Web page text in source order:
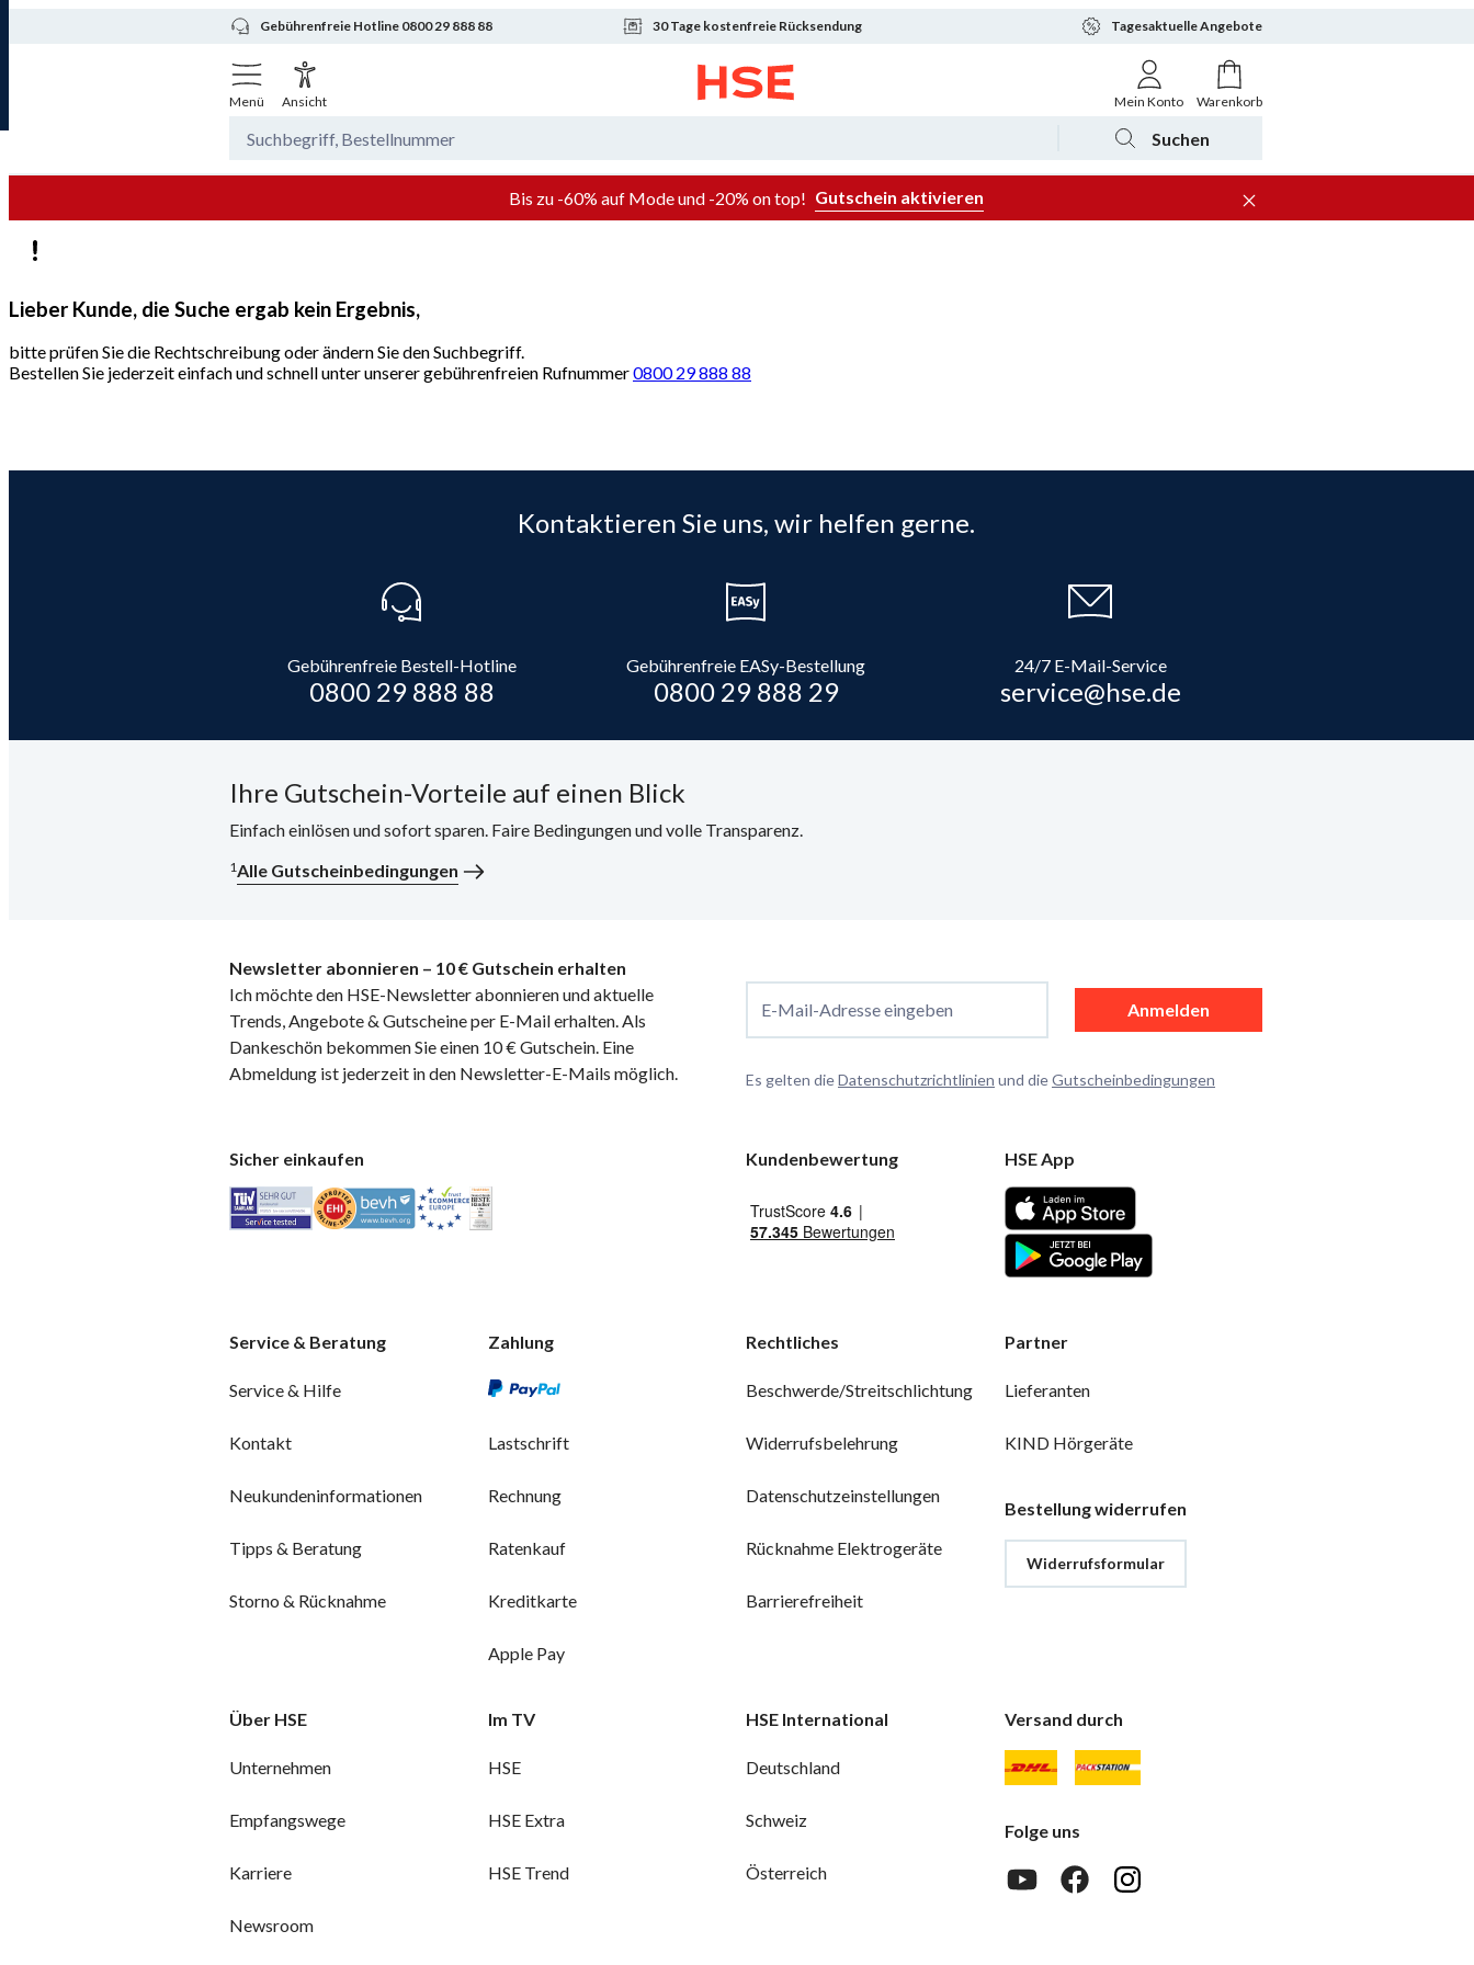
Gebührenfreie Hotline 0800 29 888 88 30 Tage kostenfreie Rücksendung Tagesaktuelle Angebote
Menü Ansicht Mein Konto Warenkorb
Suchen
Bis zu -60% auf Mode und -20% on top! Gutschein aktivieren
Lieber Kunde, die Suche ergab kein Ergebnis,
bitte prüfen Sie die Rechtschreibung oder ändern Sie den Suchbegriff.
Bestellen Sie jederzeit einfach und schnell unter unserer gebührenfreien Rufnummer0800 29 888 88
Kontaktieren Sie uns, wir helfen gerne.
Gebührenfreie Bestell-Hotline
0800 29 888 88
Gebührenfreie EASy-Bestellung
0800 29 888 29
24/7 E-Mail-Service
service@hse.de
Ihre Gutschein-Vorteile auf einen Blick
Einfach einlösen und sofort sparen. Faire Bedingungen und volle Transparenz.
1Alle Gutscheinbedingungen
Newsletter abonnieren – 10 € Gutschein erhalten
Ich möchte den HSE-Newsletter abonnieren und aktuelle
Trends, Angebote & Gutscheine per E-Mail erhalten. Als
Dankeschön bekommen Sie einen 10 € Gutschein. Eine
Abmeldung ist jederzeit in den Newsletter-E-Mails möglich.
E-Mail-Adresse eingeben Anmelden
Es gelten dieDatenschutzrichtlinien und dieGutscheinbedingungen
Sicher einkaufen Kundenbewertung HSE App
Service & Beratung
Service & Hilfe
Kontakt
Neukundeninformationen
Tipps & Beratung
Storno & Rücknahme
Zahlung
Lastschrift
Rechnung
Ratenkauf
Kreditkarte
Apple Pay
Rechtliches
Beschwerde/Streitschlichtung
Widerrufsbelehrung
Datenschutzeinstellungen
Rücknahme Elektrogeräte
Barrierefreiheit
Partner
Lieferanten
KIND Hörgeräte
Bestellung widerrufen
Widerrufsformular
Über HSE
Unternehmen
Empfangswege
Karriere
Newsroom
Im TV
HSE
HSE Extra
HSE Trend
HSE International
Deutschland
Schweiz
Österreich
Versand durch
Folge uns